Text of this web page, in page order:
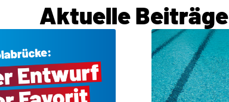
Aktuelle Beiträge